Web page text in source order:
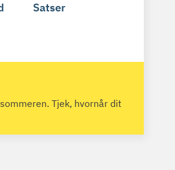
Satser
Tjek, hvornår dit